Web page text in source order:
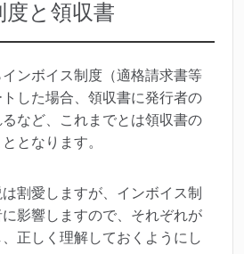
と領収書
ンボイス制度（適格請求書等
した場合、領収書に発行者の
など、これまでとは領収書の
となります。
割愛しますが、インボイス制
影響しますので、それぞれが
正しく理解しておくようにし